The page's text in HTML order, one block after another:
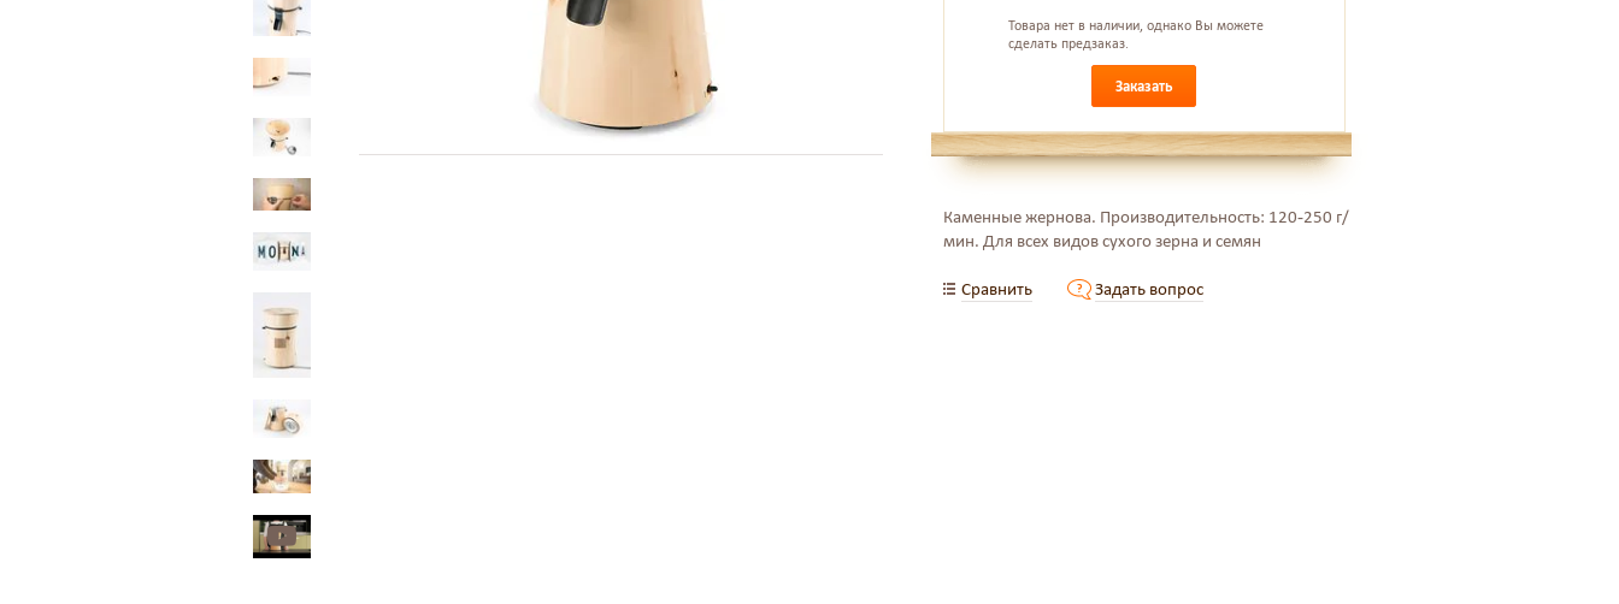
Товара нет в наличии, однако Вы можете
сделать предзаказ.
Заказать
Каменные жернова. Производительность: 120-250 г/
мин. Для всех видов сухого зерна и семян
Сравнить Задать вопрос